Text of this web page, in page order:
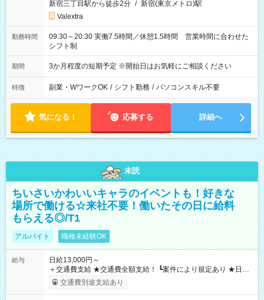
新宿三丁目駅から徒歩2分 / 新宿(東京メトロ)駅
Valextra
勤務時間
09:30～20:30 実働7.5時間／休憩1.5時間 営業時間に合わせた
シフト制
期間 3か月程度の短期予定 ※開始日はお気軽にご相談ください
特徴 副業・WワークOK / シフト勤務 / パソコンスキル不要
気になる！ 応募する 詳細へ
未読
ちいさいかわいいキャラのイベントも！好きな
場所で働ける☆来社不要！働いたその日に給料
もらえる◎/T1
アルバイト 職種未経験OK
給与
日給13,000円～
＋交通費支給 ★交通費全額支給！ ┗案件により規定あり ★日払
いOK！（規定あり） ┗働いたその日に現金GET♪ お仕事後はコ
ンビニATMから 日払い分を引き落とせます！ 【試用期間】試
交通費別途支給あり